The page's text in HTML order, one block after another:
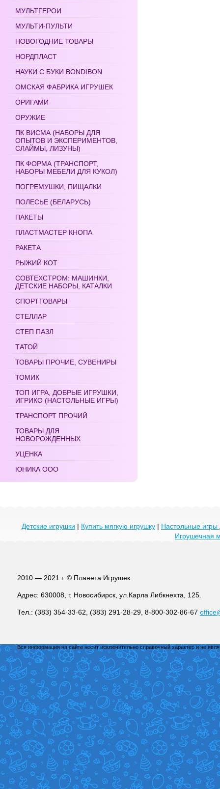
МУЛЬТГЕРОИ
МУЛЬТИ-ПУЛЬТИ
НОВОГОДНИЕ ТОВАРЫ
НОРДПЛАСТ
НАУКИ С БУКИ BONDIBON
ОМСКАЯ ФАБРИКА ИГРУШЕК
ОРИГАМИ
ОРУЖИЕ
ПК ВИСМА (НАБОРЫ ДЛЯ
ОПЫТОВ И ЭКСПЕРИМЕНТОВ,
СЛАЙМЫ, ЛИЗУНЫ)
ПК ФОРМА (ТРАНСПОРТ,
НАБОРЫ МЕБЕЛИ ДЛЯ КУКОЛ)
ПОГРЕМУШКИ, ПИЩАЛКИ
ПОЛЕСЬЕ (БЕЛАРУСЬ)
ПАКЕТЫ
ПЛАСТМАСТЕР КНОПА
РАКЕТА
РЫЖИЙ КОТ
СОВТЕХСТРОМ: МАШИНКИ,
ДЕТСКИЕ НАБОРЫ, КАТАЛКИ
СПОРТТОВАРЫ
СТЕЛЛАР
СТЕП ПАЗЛ
ТАТОЙ
ТОВАРЫ ПРОЧИЕ, СУВЕНИРЫ
ТОМИК
ТОП ИГРА, ДОБРЫЕ ИГРУШКИ,
ИГРИКО (НАСТОЛЬНЫЕ ИГРЫ)
ТРАНСПОРТ ПРОЧИЙ
ТОВАРЫ ДЛЯ
НОВОРОЖДЕННЫХ
УЦЕНКА
ЮНИКА ООО
Детские игрушки | Купить мягкую игрушку | Настольные игры
Игрушечная
2010 — 2021 г. © Планета Игрушек
Адрес: 630008, г. Новосибирск, ул.Карла Либкнехта, 125.
Тел.: (383) 354-33-62, (383) 291-28-29, 8-800-302-86-67
Вся информация на сайте носит исключительно справочный характер и не